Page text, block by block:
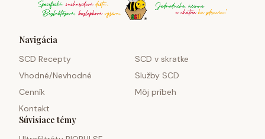
Navigácia
SCD Recepty
SCD v skratke
Vhodné/Nevhodné
Služby SCD
Cenník
Môj príbeh
Kontakt
Súvisiace témy